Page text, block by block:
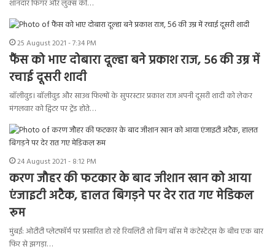
शानदार फिगर औऱ लुक्स की…
25 August 2021 - 7:34 PM
फैंस को भाए दोबारा दूल्हा बने प्रकाश राज, 56 की उम्र में
रचाई दूसरी शादी
बॉलीवुड। बॉलीवुड और साउथ फिल्मों के सुपरस्टार प्रकाश राज अपनी दूसरी शादी को लेकर
मंगलवार को ट्विटर पर ट्रेंड होते…
24 August 2021 - 8:12 PM
करण जौहर की फटकार के बाद जीशान खान को आया
एंजाइटी अटैक, हालत बिगड़ने पर देर रात गए मेडिकल
रूम
मुंबई: ओटीटी प्लेटफॉर्म पर प्रसारित हो रहे रियलिटी शो बिग बॉस में कंटेस्टेंट्स के बीच एक बार
फिर से झगड़ा…